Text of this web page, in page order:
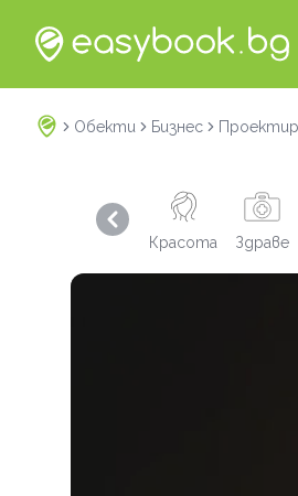
Обекти Бизнес
Красота Здраве
Previous slide